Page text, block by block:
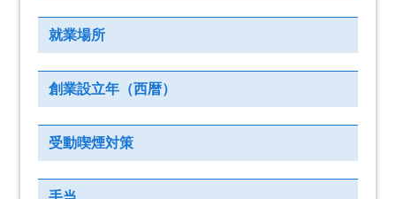
就業場所
創業設立年（西暦）
受動喫煙対策